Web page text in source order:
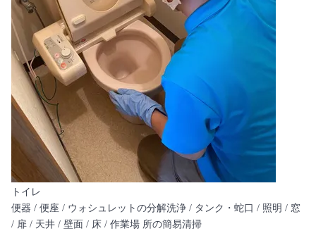
トイレ
便器 / 便座 / ウォシュレットの分解洗浄 / タンク・蛇口 / 照明 / 窓
/ 扉 / 天井 / 壁面 / 床 / 作業場 所の簡易清掃